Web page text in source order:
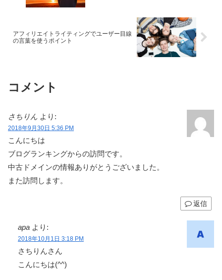
アフィリエイトライティングでユーザー目線
の言葉を使うポイント
コメント
さちりん より:
2018年9月30日 5:36 PM
こんにちは
ブログランキングからの訪問です。
中古ドメインの情報ありがとうございました。
また訪問します。
返信
apa より:
2018年10月1日 3:18 PM
さちりんさん
こんにちは(^^)